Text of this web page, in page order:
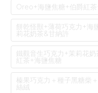
Oreo+海鹽焦糖+伯爵紅
餅乾怪獸+薄荷巧克力+
莉花奶茶&甘納許
鐵觀音生巧克力+茉莉花
紅茶+海鹽焦糖
榛果巧克力＋種子黑糖柴
絲絨